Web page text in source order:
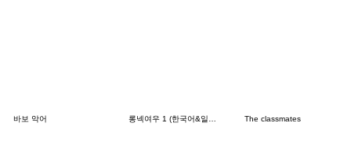
바보 악어 The classmates